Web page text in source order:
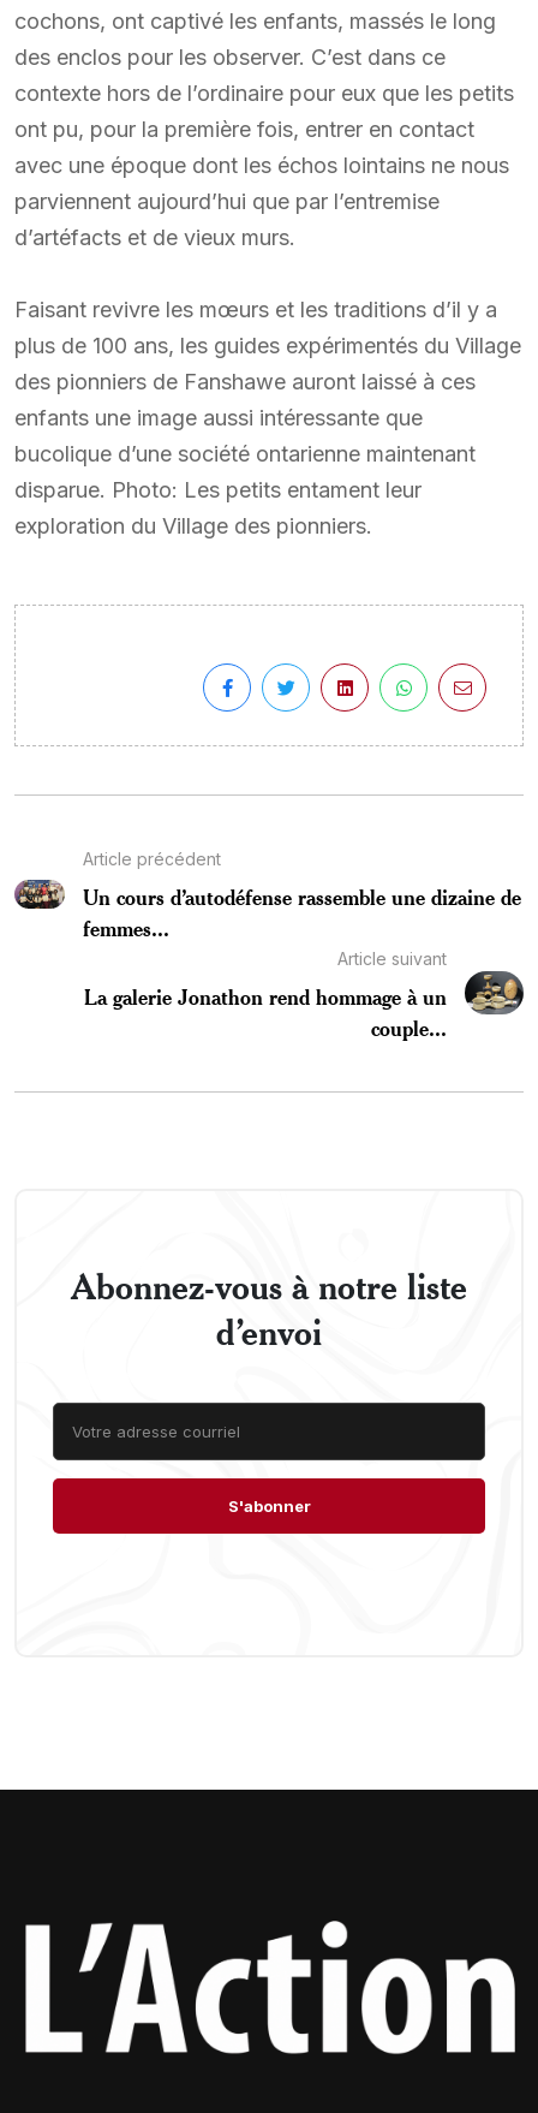
cochons, ont captivé les enfants, massés le long
des enclos pour les observer. C’est dans ce
contexte hors de l’ordinaire pour eux que les petits
ont pu, pour la première fois, entrer en contact
avec une époque dont les échos lointains ne nous
parviennent aujourd’hui que par l’entremise
d’artéfacts et de vieux murs.
Faisant revivre les mœurs et les traditions d’il y a
plus de 100 ans, les guides expérimentés du Village
des pionniers de Fanshawe auront laissé à ces
enfants une image aussi intéressante que
bucolique d’une société ontarienne maintenant
disparue. Photo: Les petits entament leur
exploration du Village des pionniers.
Article précédent
Un cours d’autodéfense rassemble une dizaine de
femmes...
Article suivant
La galerie Jonathon rend hommage à un
couple...
Abonnez-vous à notre liste
d’envoi